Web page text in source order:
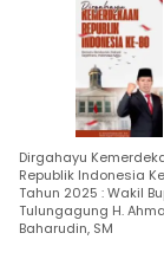
Dirgahayu
Republik Indonesia
Tahun 2025 : Wakil
Tulungagung H.
Baharudin, SM